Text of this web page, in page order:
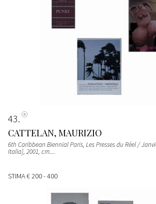
43
CATTELAN, MAURIZIO
6th Caribbean Biennial Paris, Les Presses du Réel /
Italia], 2001, cm....
STIMA€ 200 - 400